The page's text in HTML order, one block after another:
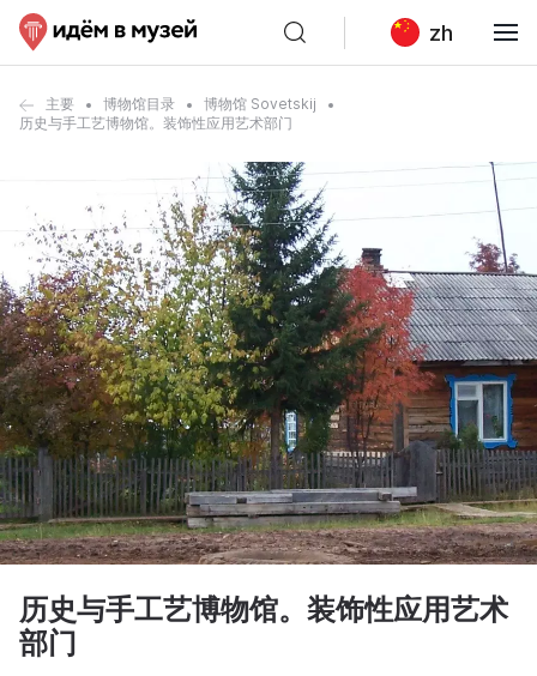
zh
主要 博物馆目录
博物馆 Sovetskij
历史与手工艺博物馆。装饰性应用艺术部门
历史与手工艺博物馆。装饰性应用艺术
部门